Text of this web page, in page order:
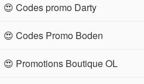
😍 Codes promo Darty
😍 Codes Promo Boden
😍 Promotions Boutique OL